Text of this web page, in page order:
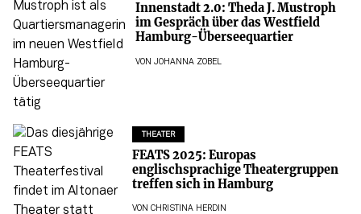
Innenstadt 2.0: Theda J. Mustroph
im Gespräch über das Westfield
Hamburg-Überseequartier
VON JOHANNA ZOBEL
THEATER
FEATS 2025: Europas
englischsprachige Theatergruppen
treffen sich in Hamburg
VON CHRISTINA HERDIN